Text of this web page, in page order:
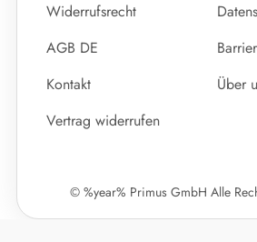
Widerrufsrecht
AGB DE
Kontakt
Über
Vertrag widerrufen
© %year% Primus GmbH Alle